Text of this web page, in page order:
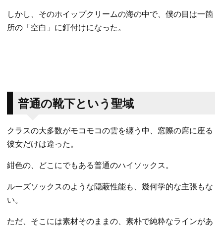
しかし、そのホイップクリームの海の中で、僕の目は一箇
所の「空白」に釘付けになった。
​普通の靴下という聖域
​クラスの大多数がモコモコの雲を纏う中、窓際の席に座る
彼女だけは違った。
​紺色の、どこにでもある普通のハイソックス。
ルーズソックスのような隠蔽性能も、幾何学的な主張もな
い。
ただ、そこには素材そのままの、素朴で純粋なラインがあ